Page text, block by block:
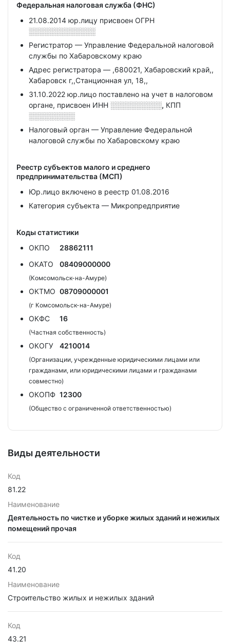
Федеральная налоговая служба (ФНС)
21.08.2014 юр.лицу присвоен ОГРН
░░░░░░░░░░░░░
Регистратор — Управление Федеральной налоговой
службы по Хабаровскому краю
Адрес регистратора — ,680021, Хабаровский край,,
Хабаровск г,,Станционная ул, 18,,
31.10.2022 юр.лицо поставлено на учет в налоговом
органе, присвоен ИНН ░░░░░░░░░░, КПП
░░░░░░░░░
Налоговый орган — Управление Федеральной
налоговой службы по Хабаровскому краю
Реестр субъектов малого и среднего
предпринимательства (МСП)
Юр.лицо включено в реестр 01.08.2016
Категория субъекта — Микропредприятие
Коды статистики
ОКПО
28862111
ОКАТО
08409000000
(Комсомольск-на-Амуре)
ОКТМО 08709000001
(г Комсомольск-на-Амуре)
ОКФС 16
(Частная собственность)
ОКОГУ 4210014
(Организации, учрежденные юридическими лицами или
гражданами, или юридическими лицами и гражданами
совместно)
ОКОПФ 12300
(Общество с ограниченной ответственностью)
Виды деятельности
Код
81.22
Наименование
Деятельность по чистке и уборке жилых зданий и нежилых
помещений прочая
Код
41.20
Наименование
Строительство жилых и нежилых зданий
Код
43.21